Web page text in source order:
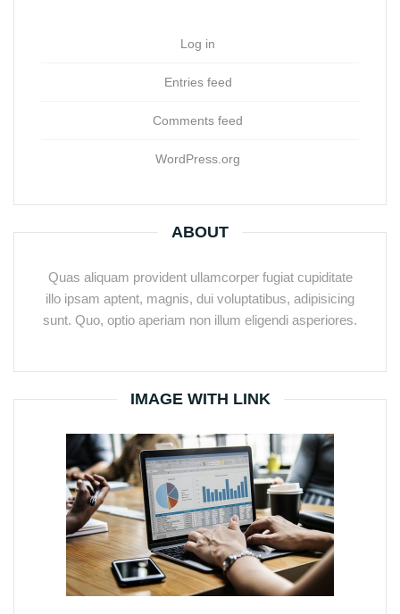
Log in
Entries feed
Comments feed
WordPress.org
ABOUT
Quas aliquam provident ullamcorper fugiat cupiditate
illo ipsam aptent, magnis, dui voluptatibus, adipisicing
sunt. Quo, optio aperiam non illum eligendi asperiores.
IMAGE WITH LINK